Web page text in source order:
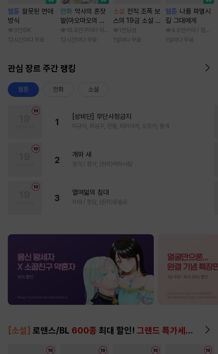
웹툰 잘못된 연애
방식
3만 SIK
12시간마다 무료
만화 약사의 혼잣
말(마오마오의 후
궁 수수께끼 풀이
수첩)
16.9만 쿠라타 미노지 / 휴우가 나츠
12시간마다 무료
소설 전직 조폭 보
스의 19금 소설 속
가정부 빙의기
1천 당성
1일마다 무료
웹툰 나를 파멸시
킬 그대에게
4.6천 카야 / 점면, (
1일마다 무료
관심 장르 주간 랭킹
웹툰 만화 소설
1
[성비단] 무단사정금지
마규식, 피상구, 진월, 테리야끼, 오프카, 뚱개
2
개와 새
정각 / 정각, (원작)박하사탕
3
열여덟의 침대
자태 / 청담, (원작)문슬로
[소설] 로맨스/BL 600종 최대 할인! 그랜드 특가세트